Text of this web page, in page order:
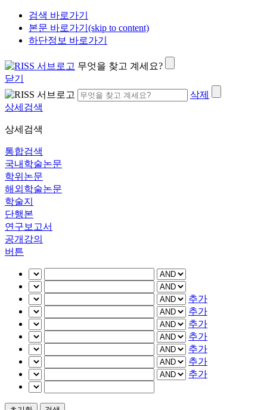
검색 바로가기
본문 바로가기(skip to content)
하단정보 바로가기
무엇을 찾고 계세요?
닫기
삭제
상세검색
상세검색
통합검색
국내학술논문
학위논문
해외학술논문
학술지
단행본
연구보고서
공개강의
버튼
추가
추가
추가
추가
추가
추가
추가